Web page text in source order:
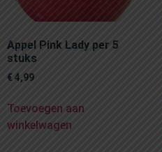
Appel Pink Lady per 5
stuks
€ 4,99
Toevoegen aan
winkelwagen